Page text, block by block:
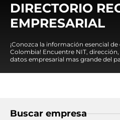
DIRECTORIO
EMPRESARIAL
¡Conozca la información esencial
Colombia! Encuentre NIT,
datos empresarial mas grande del
Buscar empresa